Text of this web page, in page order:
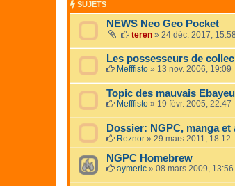
SUJETS
NEWS Neo Geo Pocket
teren » 24 déc. 2017, 15:58
Les possesseurs de
Mefffisto » 13 nov. 2006, 19:09
Topic des mauvais
Mefffisto » 19 févr. 2005, 22:47
Dossier: NGPC, manga et
Reznor » 29 mars 2011, 18:12
NGPC Homebrew
aymeric » 08 mars 2009, 13:56